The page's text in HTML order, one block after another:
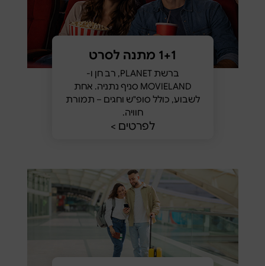
1+1 מתנה לסרט
ברשת PLANET, רב חן ו-
MOVIELAND סניף נתניה. אחת
לשבוע, כולל סופ"ש וחגים – תמורת
חוויה.
לפרטים >